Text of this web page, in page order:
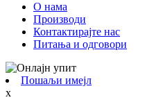
О нама
Производи
Контактирајте нас
Питања и одговори
Пошаљи имејл
x